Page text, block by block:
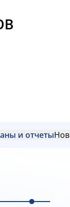
и отчеты